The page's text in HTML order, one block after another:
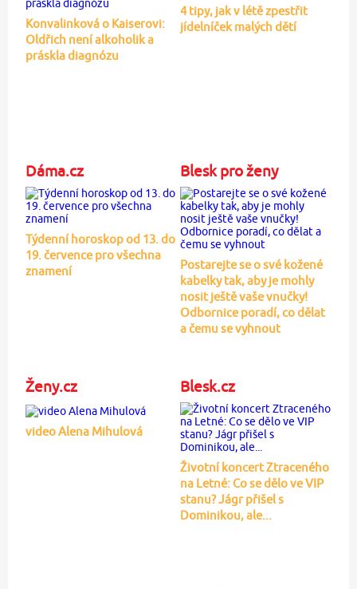
Konvalinková o Kaiserovi:
Oldřich není alkoholik a
práskla diagnózu
4 tipy, jak v létě zpestřit
jídelníček malých dětí
Dáma.cz
Týdenní horoskop od 13. do
19. července pro všechna
znamení
Blesk pro ženy
Postarejte se o své kožené
kabelky tak, aby je mohly
nosit ještě vaše vnučky!
Odbornice poradí, co dělat
a čemu se vyhnout
Ženy.cz
video Alena Mihulová
Blesk.cz
Životní koncert Ztraceného
na Letné: Co se dělo ve VIP
stanu? Jágr přišel s
Dominikou, ale...